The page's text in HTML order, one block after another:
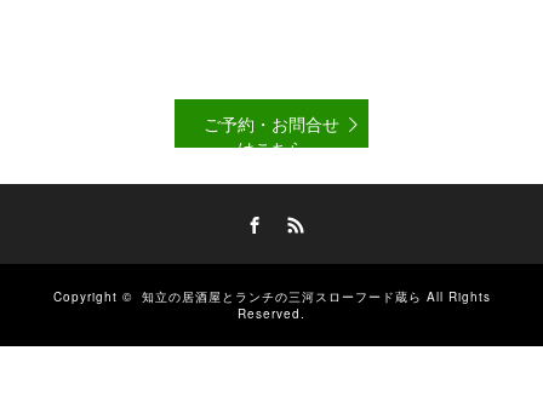
ご予約・お問合せ
はこちら
Copyright © 知立の居酒屋とランチの三河スローフード蔵ら All Rights
Reserved.